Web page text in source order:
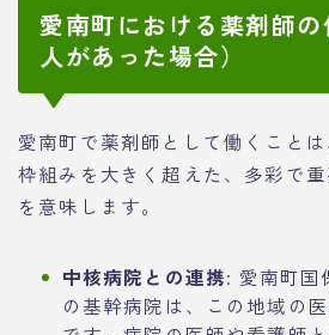
愛南町における薬剤師
人があった場合）
愛南町で薬剤師として働くこと
枠組みを大きく超えた、多彩で
を意味します。
中核病院との連携: 愛南町国
の基幹病院は、この地域の